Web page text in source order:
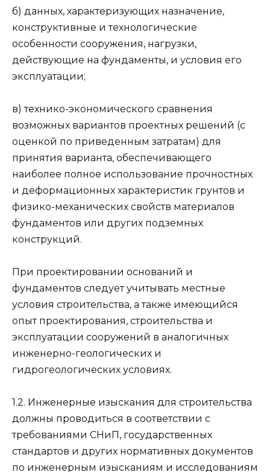
б) данных, характеризующих назначение,
конструктивные и технологические
особенности сооружения, нагрузки,
действующие на фундаменты, и условия его
эксплуатации;
в) технико-экономического сравнения
возможных вариантов проектных решений (с
оценкой по приведенным затратам) для
принятия варианта, обеспечивающего
наиболее полное использование прочностных
и деформационных характеристик грунтов и
физико-механических свойств материалов
фундаментов или других подземных
конструкций.
При проектировании оснований и
фундаментов следует учитывать местные
условия строительства, а также имеющийся
опыт проектирования, строительства и
эксплуатации сооружений в аналогичных
инженерно-геологических и
гидрогеологических условиях.
1.2. Инженерные изыскания для строительства
должны проводиться в соответствии с
требованиями СНиП, государственных
стандартов и других нормативных документов
по инженерным изысканиям и исследованиям